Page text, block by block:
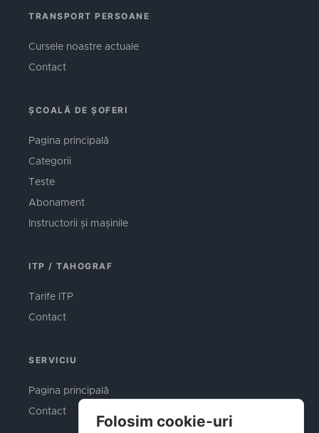
TRANSPORT PERSOANE
Cursele noastre actuale
Contact
ȘCOALĂ DE ȘOFERI
Pagina principală
Categorii
Teste
Abonament
Instructorii și mașinile
ITP / TAHOGRAF
Tarife ITP
Contact
SERVICIU
Pagina principală
Contact
Folosim cookie-uri